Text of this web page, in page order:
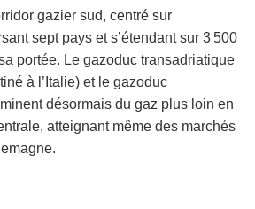
gazier sud, centré sur
sept pays et s’étendant sur 3 500
portée. Le gazoduc transadriatique
à l’Italie) et le gazoduc
désormais du gaz plus loin en
atteignant même des marchés